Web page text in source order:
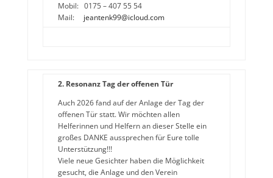
Mobil: 0175 – 407 55 54
Mail: jeantenk99@icloud.com
2. Resonanz Tag der offenen Tür
Auch 2026 fand auf der Anlage der Tag der
offenen Tür statt. Wir möchten allen
Helferinnen und Helfern an dieser Stelle ein
großes DANKE aussprechen für Eure tolle
Unterstützung!!!
Viele neue Gesichter haben die Möglichkeit
gesucht, die Anlage und den Verein